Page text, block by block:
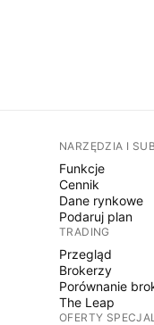
NARZĘDZIA I
Funkcje
Cennik
Dane rynkowe
Podaruj plan
TRADING
Przegląd
Brokerzy
Porównanie
The Leap
OFERTY